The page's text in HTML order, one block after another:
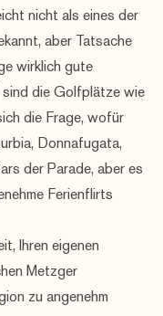
nicht als eines der
aber Tatsache
wirklich gute
die Golfplätze wie
die Frage, wofür
Donnafugata,
der Parade, aber es
Ferienflirts
Ihren eigenen
Metzger
zu angenehm